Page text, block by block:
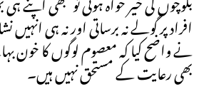
افراد پر گولے نہ برساتی اور نہ ہی انہیں
نے واضح کیا کہ معصوم لوگوں کا خون
بھی رعایت کے مستحق نہیں ہیں۔